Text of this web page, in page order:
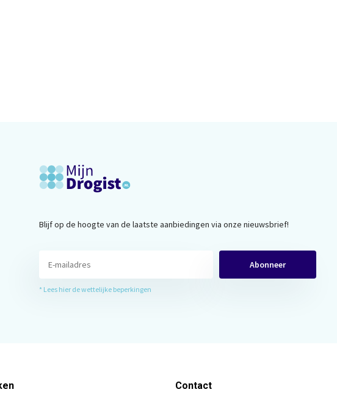
Blijf op de hoogte van de laatste aanbiedingen via onze nieuwsbrief!
Abonneer
* Lees hier de wettelijke beperkingen
Contact